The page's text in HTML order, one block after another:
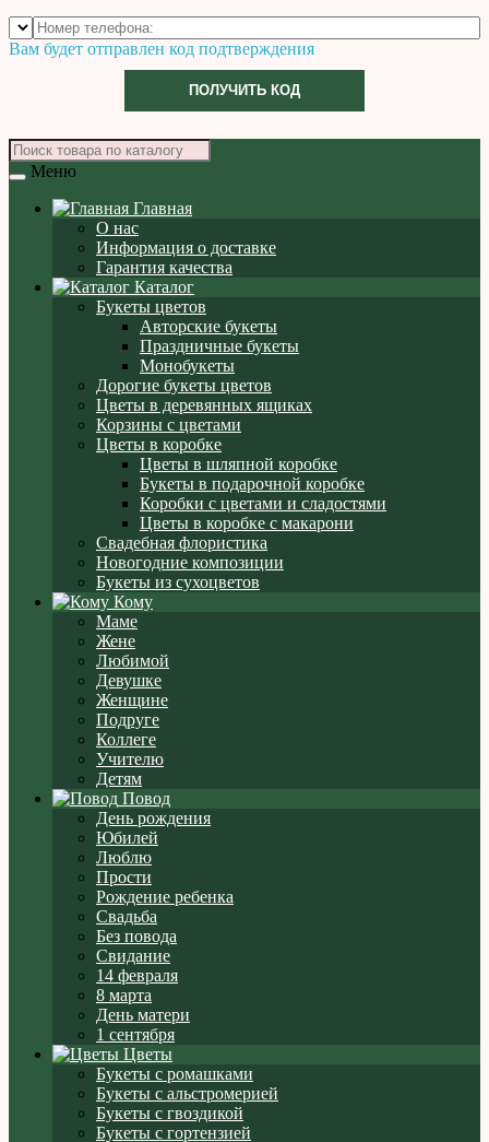
Вам будет отправлен код подтверждения
ПОЛУЧИТЬ КОД
Меню
Главная
О нас
Информация о доставке
Гарантия качества
Каталог
Букеты цветов
Авторские букеты
Праздничные букеты
Монобукеты
Дорогие букеты цветов
Цветы в деревянных ящиках
Корзины с цветами
Цветы в коробке
Цветы в шляпной коробке
Букеты в подарочной коробке
Коробки с цветами и сладостями
Цветы в коробке с макарони
Свадебная флористика
Новогодние композиции
Букеты из сухоцветов
Кому
Маме
Жене
Любимой
Девушке
Женщине
Подруге
Коллеге
Учителю
Детям
Повод
День рождения
Юбилей
Люблю
Прости
Рождение ребенка
Свадьба
Без повода
Свидание
14 февраля
8 марта
День матери
1 сентября
Цветы
Букеты с ромашками
Букеты с альстромерией
Букеты с гвоздикой
Букеты с гортензией